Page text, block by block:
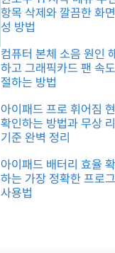
항목 삭제와 깔끔한 화
성 방법
컴퓨터 본체 소음 원인
하고 그래픽카드 팬 속
절하는 방법
아이패드 프로 휘어짐
확인하는 방법과 무상
기준 완벽 정리
아이패드 배터리 효율
하는 가장 정확한 프로
사용법